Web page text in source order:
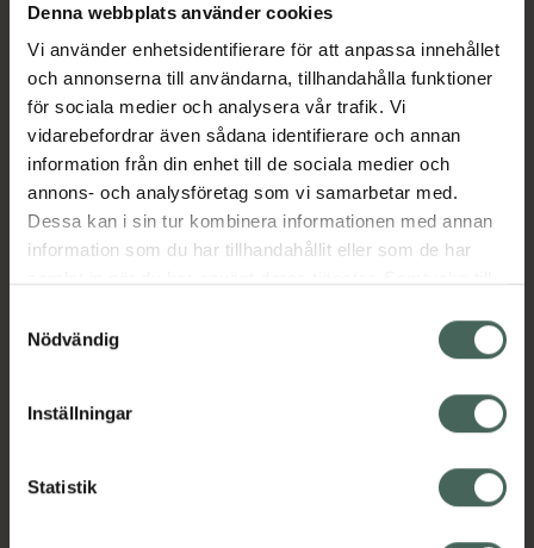
Denna webbplats använder cookies
Vi använder enhetsidentifierare för att anpassa innehållet
och annonserna till användarna, tillhandahålla funktioner
för sociala medier och analysera vår trafik. Vi
vidarebefordrar även sådana identifierare och annan
information från din enhet till de sociala medier och
annons- och analysföretag som vi samarbetar med.
Dessa kan i sin tur kombinera informationen med annan
information som du har tillhandahållit eller som de har
återkalla ditt samtycke via webbplatsens
cookieinställningar. Ett återkallat samtycke påverkar inte
lagligheten av behandling som skett innan återkallelsen.
Nödvändig
Inställningar
Statistik
Aktuella erbjudanden
Beskrivning
EAN:05055565793725
Bipacksedel från FASS Visa
Kronans Apotek finns här för dig. Du hittar oss från Skåne i
datorn. Oavsett vem du är så är det vårt uppdrag att
hjälpa just dig att må lite bättre. Välkommen att prata